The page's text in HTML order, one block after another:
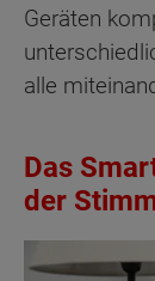
Geräten
alle
Das
der